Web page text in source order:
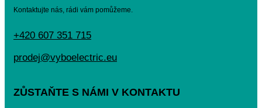
Kontaktujte nás, rádi vám pomůžeme.
+420 607 351 715
prodej@vyboelectric.eu
ZŮSTAŇTE S NÁMI V KONTAKTU